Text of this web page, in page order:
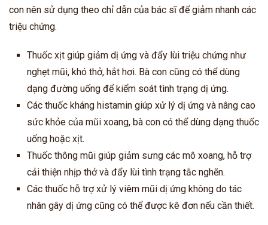
con nên sử dụng theo chỉ dẫn của bác sĩ để giảm nhanh các
triệu chứng.
Thuốc xịt giúp giảm dị ứng và đẩy lùi triệu chứng như
nghẹt mũi, khó thở, hắt hơi. Bà con cũng có thể dùng
dạng đường uống để kiểm soát tình trạng dị ứng.
Các thuốc kháng histamin giúp xử lý dị ứng và nâng cao
sức khỏe của mũi xoang, bà con có thể dùng dạng thuốc
uống hoặc xịt.
Thuốc thông mũi giúp giảm sưng các mô xoang, hỗ trợ
cải thiện nhịp thở và đẩy lùi tình trạng tắc nghẽn.
Các thuốc hỗ trợ xử lý viêm mũi dị ứng không do tác
nhân gây dị ứng cũng có thể được kê đơn nếu cần thiết.